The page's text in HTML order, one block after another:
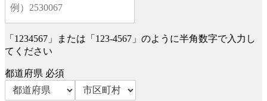
「1234567」または「123-4567」のように半角数字で入力し
てください
都道府県 必須